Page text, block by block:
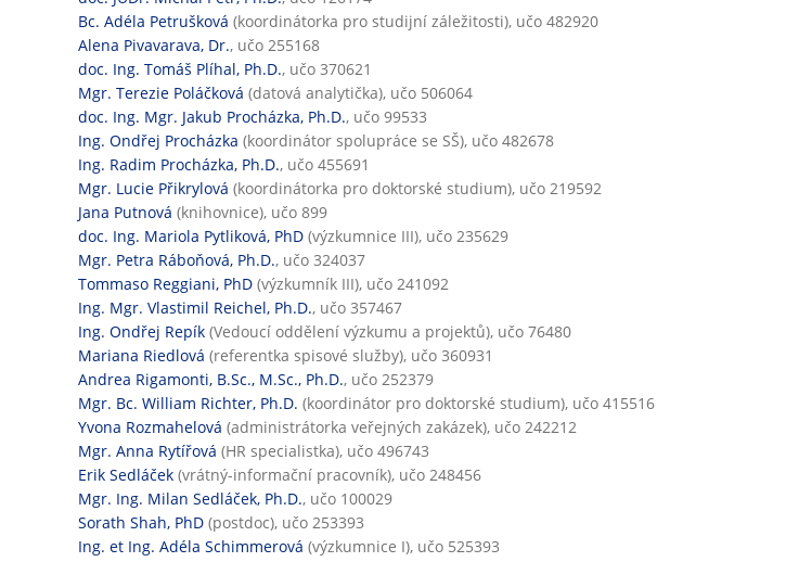
Bc. Adéla Petrušková (koordinátorka pro studijní záležitosti), učo 482920
Alena Pivavarava, Dr., učo 255168
doc. Ing. Tomáš Plíhal, Ph.D., učo 370621
Mgr. Terezie Poláčková (datová analytička), učo 506064
doc. Ing. Mgr. Jakub Procházka, Ph.D., učo 99533
Ing. Ondřej Procházka (koordinátor spolupráce se SŠ), učo 482678
Ing. Radim Procházka, Ph.D., učo 455691
Mgr. Lucie Přikrylová (koordinátorka pro doktorské studium), učo 219592
Jana Putnová (knihovnice), učo 899
doc. Ing. Mariola Pytliková, PhD (výzkumnice III), učo 235629
Mgr. Petra Ráboňová, Ph.D., učo 324037
Tommaso Reggiani, PhD (výzkumník III), učo 241092
Ing. Mgr. Vlastimil Reichel, Ph.D., učo 357467
Ing. Ondřej Repík (Vedoucí oddělení výzkumu a projektů), učo 76480
Mariana Riedlová (referentka spisové služby), učo 360931
Andrea Rigamonti, B.Sc., M.Sc., Ph.D., učo 252379
Mgr. Bc. William Richter, Ph.D. (koordinátor pro doktorské studium), učo 415516
Yvona Rozmahelová (administrátorka veřejných zakázek), učo 242212
Mgr. Anna Rytířová (HR specialistka), učo 496743
Erik Sedláček (vrátný-informační pracovník), učo 248456
Mgr. Ing. Milan Sedláček, Ph.D., učo 100029
Sorath Shah, PhD (postdoc), učo 253393
Ing. et Ing. Adéla Schimmerová (výzkumnice I), učo 525393